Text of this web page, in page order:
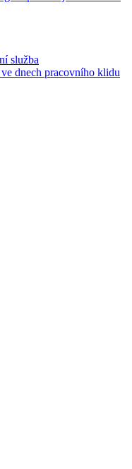
služba
dnech pracovního klidu